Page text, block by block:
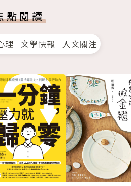
點閱讀
理 文學快報 人文關注